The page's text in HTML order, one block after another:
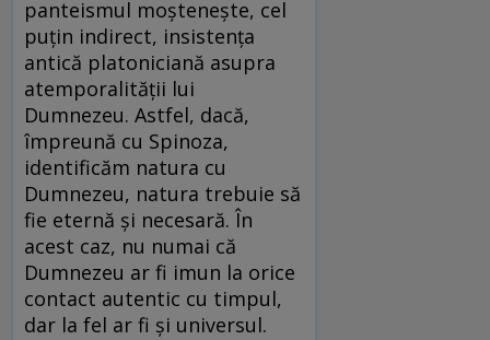
panteismul moștenește, cel
puțin indirect, insistența
antică platoniciană asupra
atemporalității lui
Dumnezeu. Astfel, dacă,
împreună cu Spinoza,
identificăm natura cu
Dumnezeu, natura trebuie să
fie eternă și necesară. În
acest caz, nu numai că
Dumnezeu ar fi imun la orice
contact autentic cu timpul,
dar la fel ar fi și universul.